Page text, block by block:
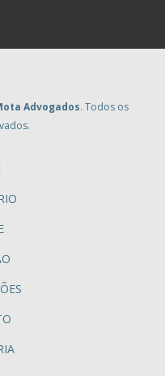
Advogados. Todos os